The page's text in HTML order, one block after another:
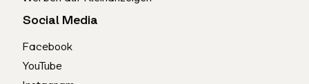
Social Media
Facebook
YouTube